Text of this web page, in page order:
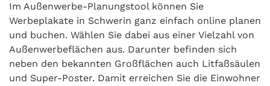
Im Außenwerbe-Planungstool können Sie
Werbeplakate in Schwerin ganz einfach online planen
und buchen. Wählen Sie dabei aus einer Vielzahl von
Außenwerbeflächen aus. Darunter befinden sich
neben den bekannten Großflächen auch Litfaßsäulen
und Super-Poster. Damit erreichen Sie die Einwohner